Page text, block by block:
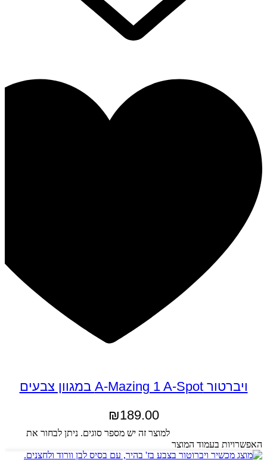
ויברטור A-Mazing 1 A-Spot במגוון צבעים
₪189.00
למוצר זה יש מספר סוגים. ניתן לבחור את
האפשרויות בעמוד המוצר